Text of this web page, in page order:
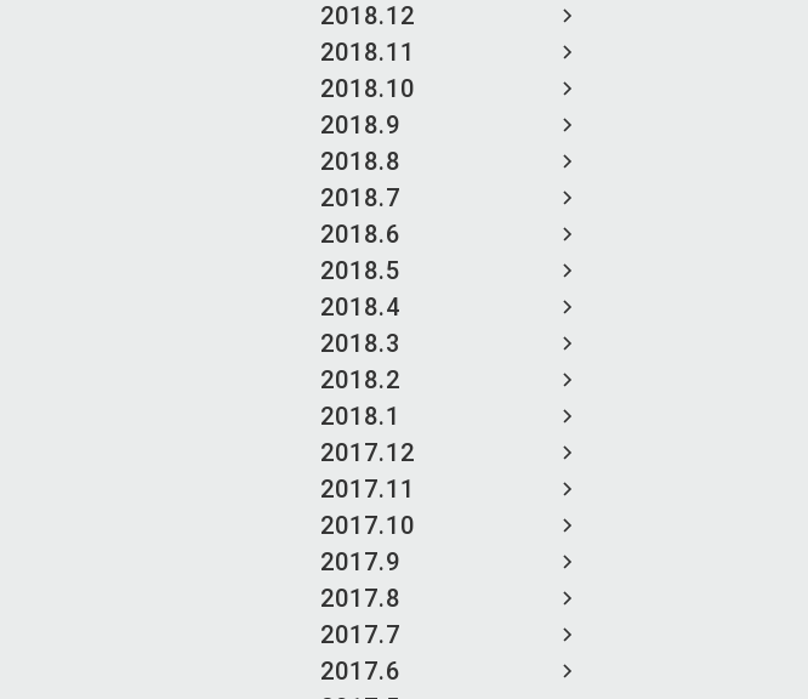
2018.12
2018.11
2018.10
2018.9
2018.8
2018.7
2018.6
2018.5
2018.4
2018.3
2018.2
2018.1
2017.12
2017.11
2017.10
2017.9
2017.8
2017.7
2017.6